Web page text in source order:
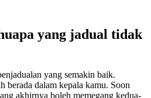
apa yang jadual tidak
yang semakin baik.
berada dalam kepala kamu. Soon
akhirnya boleh memegang kedua-